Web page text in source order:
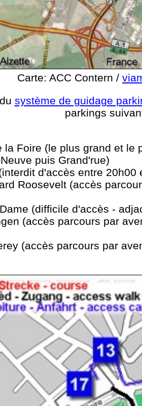
Carte: ACC Contern /
système de guidage
parkings
la Foire (le plus grand et
puis Grand'rue)
d'accès entre
Roosevelt (accès
(difficile d'accès -
(accès parcours par
(accès parcours par